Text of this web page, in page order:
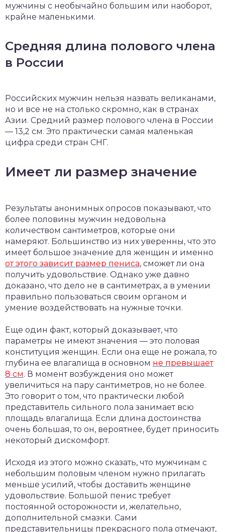
мужчины с необычайно большим или наоборот,
крайне маленькими.
Средняя длина полового члена
в России
Российских мужчин нельзя назвать великанами,
но и все не на столько скромно, как в странах
Азии. Средний размер полового члена в России
— 13,2 см. Это практически самая маленькая
цифра среди стран СНГ.
Имеет ли размер значение
Результаты анонимных опросов показывают, что
более половины мужчин недовольна
количеством сантиметров, которые они
намеряют. Большинство из них уверенны, что это
имеет большое значение для женщин и именно
от этого зависит размер пениса, сможет ли она
получить удовольствие. Однако уже давно
доказано, что дело не в сантиметрах, а в умении
правильно пользоваться своим органом и
умение воздействовать на нужные точки.
Еще один факт, который доказывает, что
параметры не имеют значения — это половая
конституция женщин. Если она еще не рожала, то
глубина ее влагалища в основном не превышает
8 см. В момент возбуждения оно может
увеличиться на пару сантиметров, но не более.
Это говорит о том, что практически любой
представитель сильного пола занимает всю
площадь влагалища. Если длина достоинства
очень большая, то он, вероятнее, будет приносить
некоторый дискомфорт.
Исходя из этого можно сказать, что мужчинам с
небольшим половым членом нужно прилагать
меньше усилий, чтобы доставить женщине
удовольствие. Большой пенис требует
постоянной осторожности и, желательно,
дополнительной смазки. Сами
представительницы прекрасного пола отмечают,